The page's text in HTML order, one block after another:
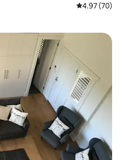
คะแนนเฉลี่ย
4.97 (70)